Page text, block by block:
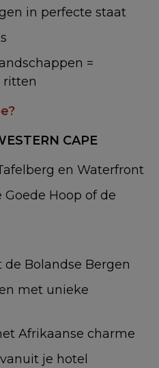
in perfecte staat
=
ritten
CAPE
en Waterfront
Hoop of de
Bolandse Bergen
met unieke
Afrikaanse charme
je hotel